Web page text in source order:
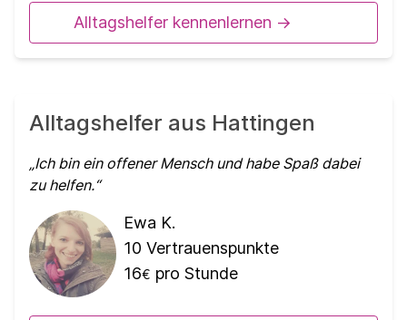
Alltagshelfer kennenlernen ->
Alltagshelfer aus Hattingen
Ich bin ein offener Mensch und habe Spaß dabei
zu helfen.
Ewa K.
10 Vertrauenspunkte
16€ pro Stunde